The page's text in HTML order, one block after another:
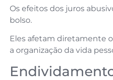
Os efeitos dos juros
bolso.
Eles afetam diretamente
a organização da vida